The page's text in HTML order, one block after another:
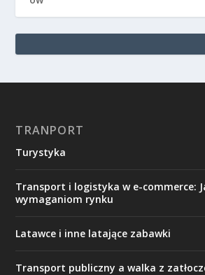
TRANPORT
Turystyka
Transport i logistyka w e-commerce:
wymaganiom rynku
Latawce i inne latające zabawki
Transport publiczny a walka z